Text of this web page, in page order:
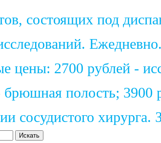
состоящих под
цены: 2700 рублей -
брюшная полость;
сосудистого
Искать